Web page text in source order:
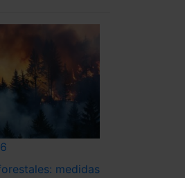
medidas